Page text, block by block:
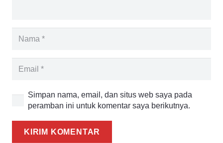
Simpan nama, email, dan situs web saya pada
peramban ini untuk komentar saya berikutnya.
KIRIM KOMENTAR